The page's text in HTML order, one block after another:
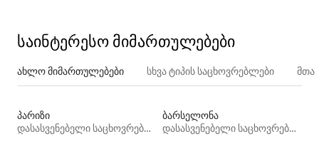
საინტერესო მიმართულებები
ახლო მიმართულებები სხვა ტიპის საცხოვრებლები
პარიზი
დასასვენებელი საცხოვრებლები
ბარსელონა
დასასვენებელი საცხოვრებლები